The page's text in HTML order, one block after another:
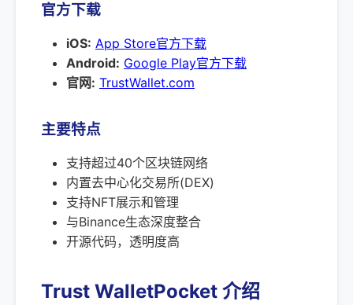
官方下载
iOS: App Store官方下载
Android: Google Play官方下载
官网: TrustWallet.com
主要特点
支持超过40个区块链网络
内置去中心化交易所(DEX)
支持NFT展示和管理
与Binance生态深度整合
开源代码，透明度高
Trust WalletPocket 介绍